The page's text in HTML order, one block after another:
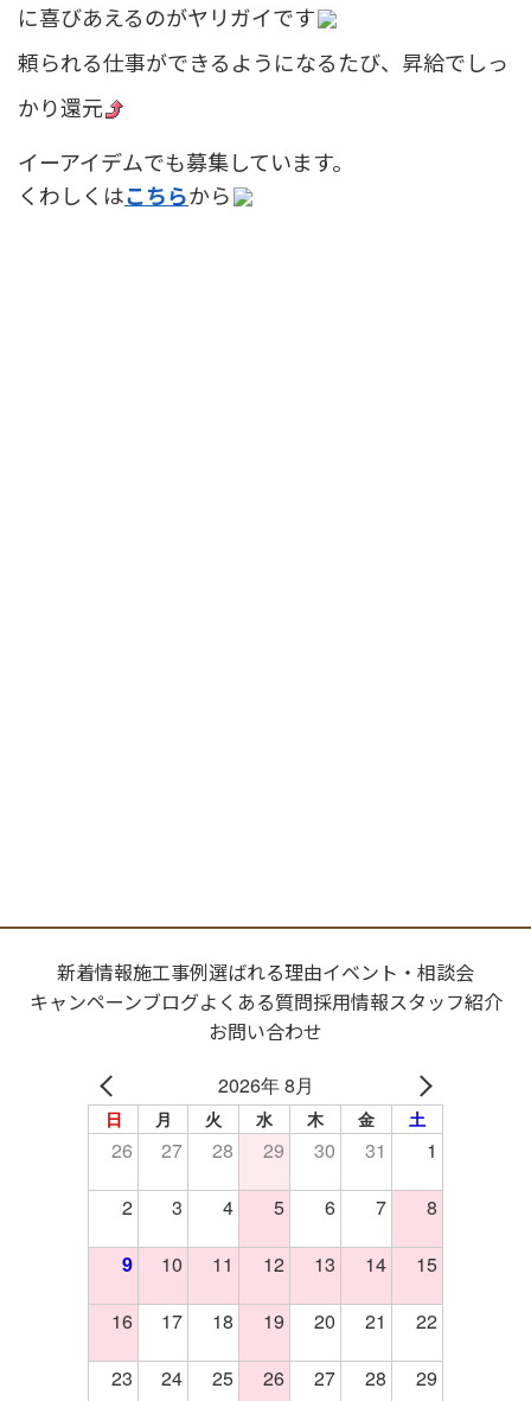
に喜びあえるのがヤリガイです
頼られる仕事ができるようになるたび、昇給でしっ
かり還元
イーアイデムでも募集しています。
くわしくはこちらから
新着情報施工事例選ばれる理由イベント・相談会
キャンペーンブログよくある質問採用情報スタッフ紹介
お問い合わせ
2026年 8月
日 月 火 水 木 金 土
26 27 28 29 30 31 1
2 3 4 5 6 7 8
9 10 11 12 13 14 15
16 17 18 19 20 21 22
23 24 25 26 27 28 29